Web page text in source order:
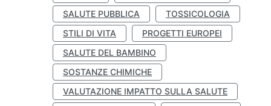
SALUTE PUBBLICA
TOSSICOLOGIA
STILI DI VITA
PROGETTI EUROPEI
SALUTE DEL BAMBINO
SOSTANZE CHIMICHE
VALUTAZIONE IMPATTO SULLA SALUTE